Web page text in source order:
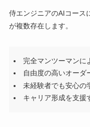
侍エンジニアのAIコース
が複数存在します。
完全マンツーマンに
自由度の高いオーダ
未経験者でも安心の
キャリア形成を支援